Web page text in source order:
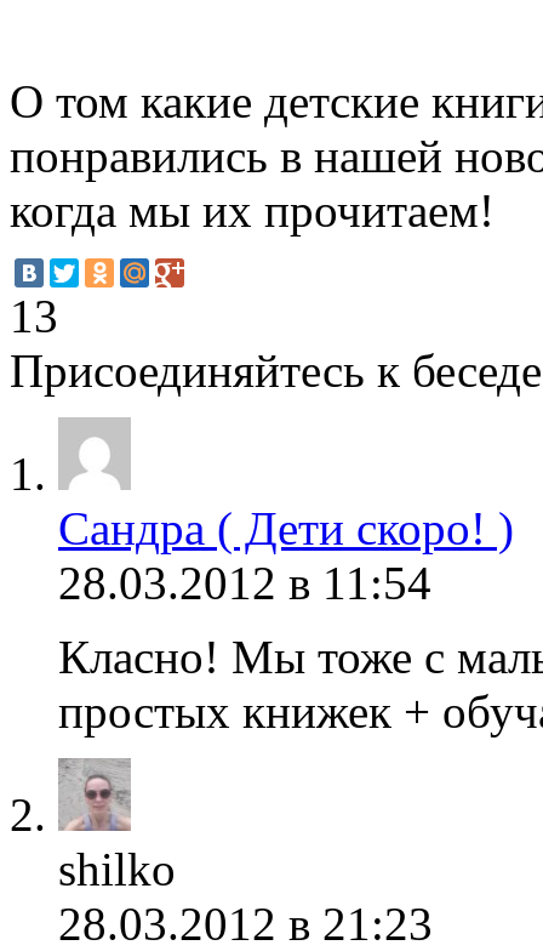
О том какие детские
понравились в нашей
когда мы их прочитаем!
13
Присоединяйтесь к
Сандра ( Дети скоро! )
28.03.2012 в 11:54
Класно! Мы тоже с
простых книжек +
shilko
28.03.2012 в 21:23